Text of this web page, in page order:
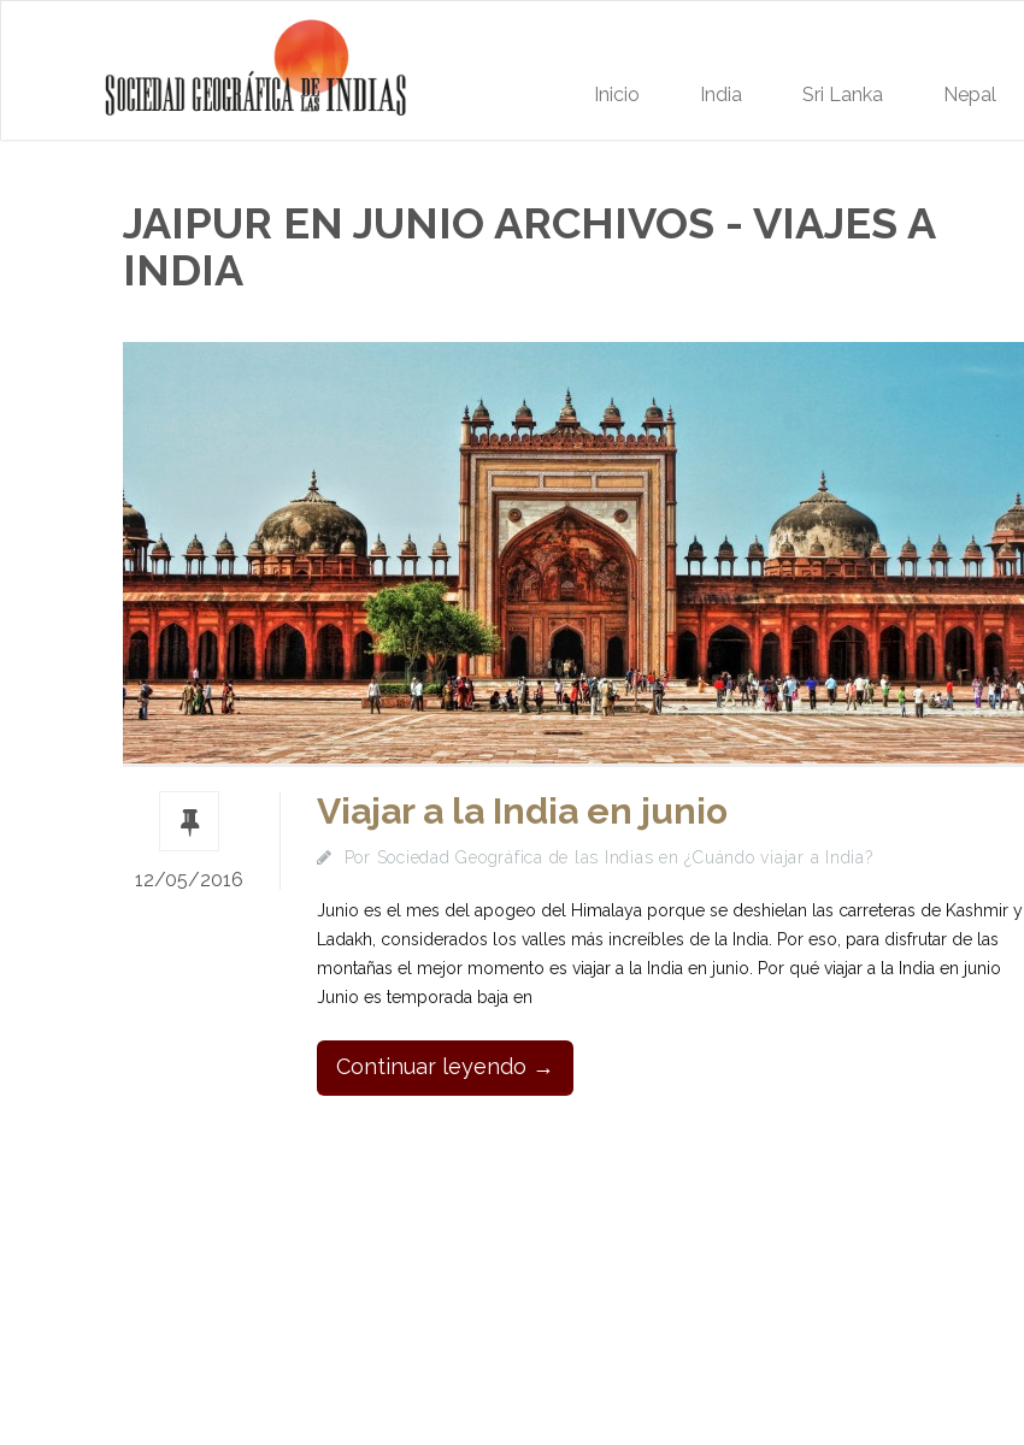
Inicio India Sri Lanka Nepal
JAIPUR EN JUNIO ARCHIVOS - VIAJES A
INDIA
12/05/2016
Viajar a la India en junio
Por Sociedad Geográfica de las Indias en¿Cuándo viajar a India?
Junio es el mes del apogeo del Himalaya porque se deshielan las carreteras de Kashmir y
Ladakh, considerados los valles más increíbles de la India. Por eso, para disfrutar de las
montañas el mejor momento es viajar a la India en junio. Por qué viajar a la India en junio
Junio es temporada baja en
Continuar leyendo →